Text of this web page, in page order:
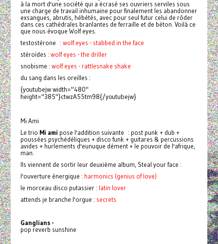
à la mort d'une société qui a écrasé ses ouvriers serviles sous
une charge de travail inhumaine pour finalement les abandonner
exsangues, abrutis, hébétés, avec pour seul futur celui de rôder
dans ces cathédrales branlantes de ferraille et de béton. Voilà ce
que nous évoque Wolf eyes.
testostérone : wolf eyes - stabbed in the face
stéroïdes : wolf eyes - the driller
snobisme : wolf eyes - rattlesnake shake
du sang dans les oreilles :
{youtubejw width="480"
height="385"}ctwzA55tm98{/youtubejw}
Mi Ami
Le trio Mi ami pose l'addition suivante : post punk + dub +
poussées psychédéliques + disco funk + guitares & percussions
avides + hurlements d'eunuque dément + le pouvoir de l'afrique,
man.
Ils viennent de sortir leur deuxième album, Steal your face :
l'ouverture énergique : harmonics (genius of love)
le morceau disco putassier : latin lover
attends je branche l'orgue : secrets
Ganglians -
pop reverb sunshine